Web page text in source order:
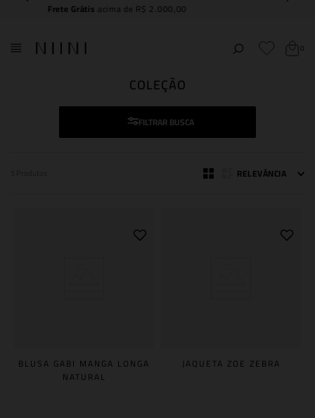
Compre eretire na NIINI JK Iguatemi
0
COLEÇÃO
FILTRAR
RELEVÂNCIA
BLUSA GABI MANGA LONGA
NATURAL
JAQUETA ZOE ZEBRA